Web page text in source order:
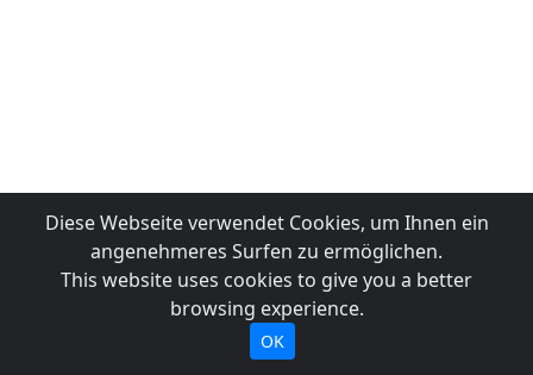
Diese Webseite verwendet Cookies, um Ihnen ein
angenehmeres Surfen zu ermöglichen.
This website uses cookies to give you a better
browsing experience.
OK